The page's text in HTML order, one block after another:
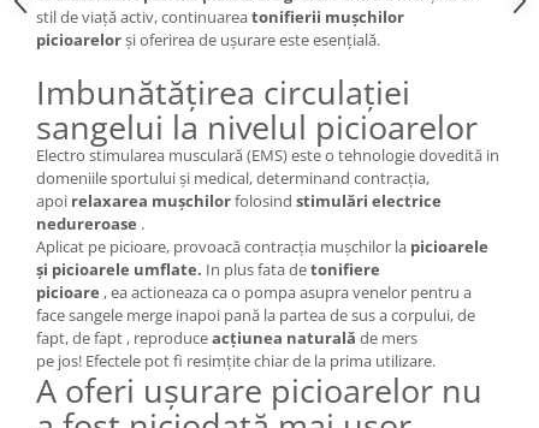
stil de viață activ, continuareatonifierii mușchilor
picioarelorși oferirea de ușurare este esențială.
Imbunătățirea circulației
sangelui la nivelul picioarelor
Electro stimularea musculară (EMS) este o tehnologie dovedită in
domeniile sportului și medical, determinand contracția,
apoi relaxarea mușchilorfolosind stimulări electrice
nedureroase .
Aplicat pe picioare, provoacă contracția mușchilor la picioarele
și picioarele umflate. In plus fata detonifiere
picioare , ea actioneaza ca o pompa asupra venelor pentru a
face sangele merge inapoi pană la partea de sus a corpului, de
fapt, de fapt , reproduceacțiunea naturală de mers
pe jos! Efectele pot fi resimțite chiar de la prima utilizare.
A oferi ușurare picioarelor nu